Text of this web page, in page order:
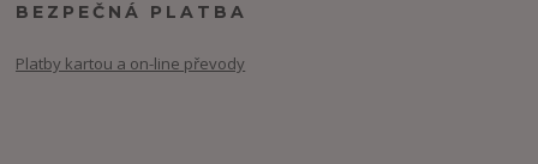
BEZPEČNÁ PLATBA
Platby kartou a on-line převody